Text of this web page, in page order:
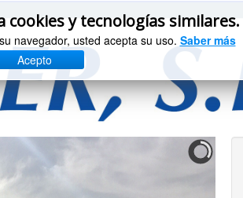
cookies y tecnologías similares.
navegador, usted acepta su uso. Saber más
Acepto